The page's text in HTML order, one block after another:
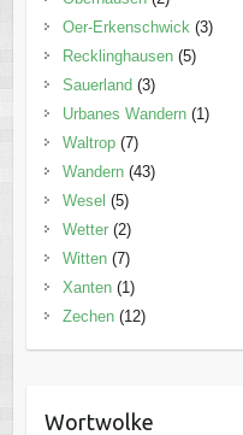
Oer-Erkenschwick (3)
Recklinghausen(5)
Sauerland (3)
Urbanes Wandern(1)
Waltrop(7)
Wandern(43)
Wesel (5)
Wetter(2)
Witten(7)
Xanten(1)
Zechen(12)
Wortwolke